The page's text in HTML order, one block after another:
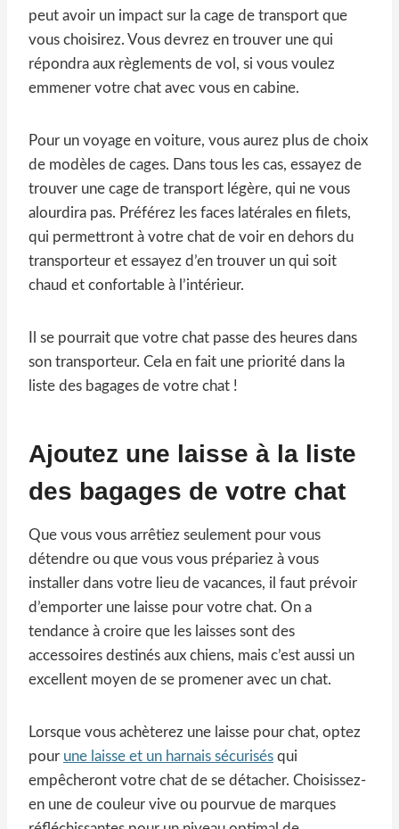
peut avoir un impact sur la cage de transport que
vous choisirez. Vous devrez en trouver une qui
répondra aux règlements de vol, si vous voulez
emmener votre chat avec vous en cabine.
Pour un voyage en voiture, vous aurez plus de choix
de modèles de cages. Dans tous les cas, essayez de
trouver une cage de transport légère, qui ne vous
alourdira pas. Préférez les faces latérales en filets,
qui permettront à votre chat de voir en dehors du
transporteur et essayez d’en trouver un qui soit
chaud et confortable à l’intérieur.
Il se pourrait que votre chat passe des heures dans
son transporteur. Cela en fait une priorité dans la
liste des bagages de votre chat !
Ajoutez une laisse à la liste
des bagages de votre chat
Que vous vous arrêtiez seulement pour vous
détendre ou que vous vous prépariez à vous
installer dans votre lieu de vacances, il faut prévoir
d’emporter une laisse pour votre chat. On a
tendance à croire que les laisses sont des
accessoires destinés aux chiens, mais c’est aussi un
excellent moyen de se promener avec un chat.
Lorsque vous achèterez une laisse pour chat, optez
pour une laisse et un harnais sécurisés qui
empêcheront votre chat de se détacher. Choisissez-
en une de couleur vive ou pourvue de marques